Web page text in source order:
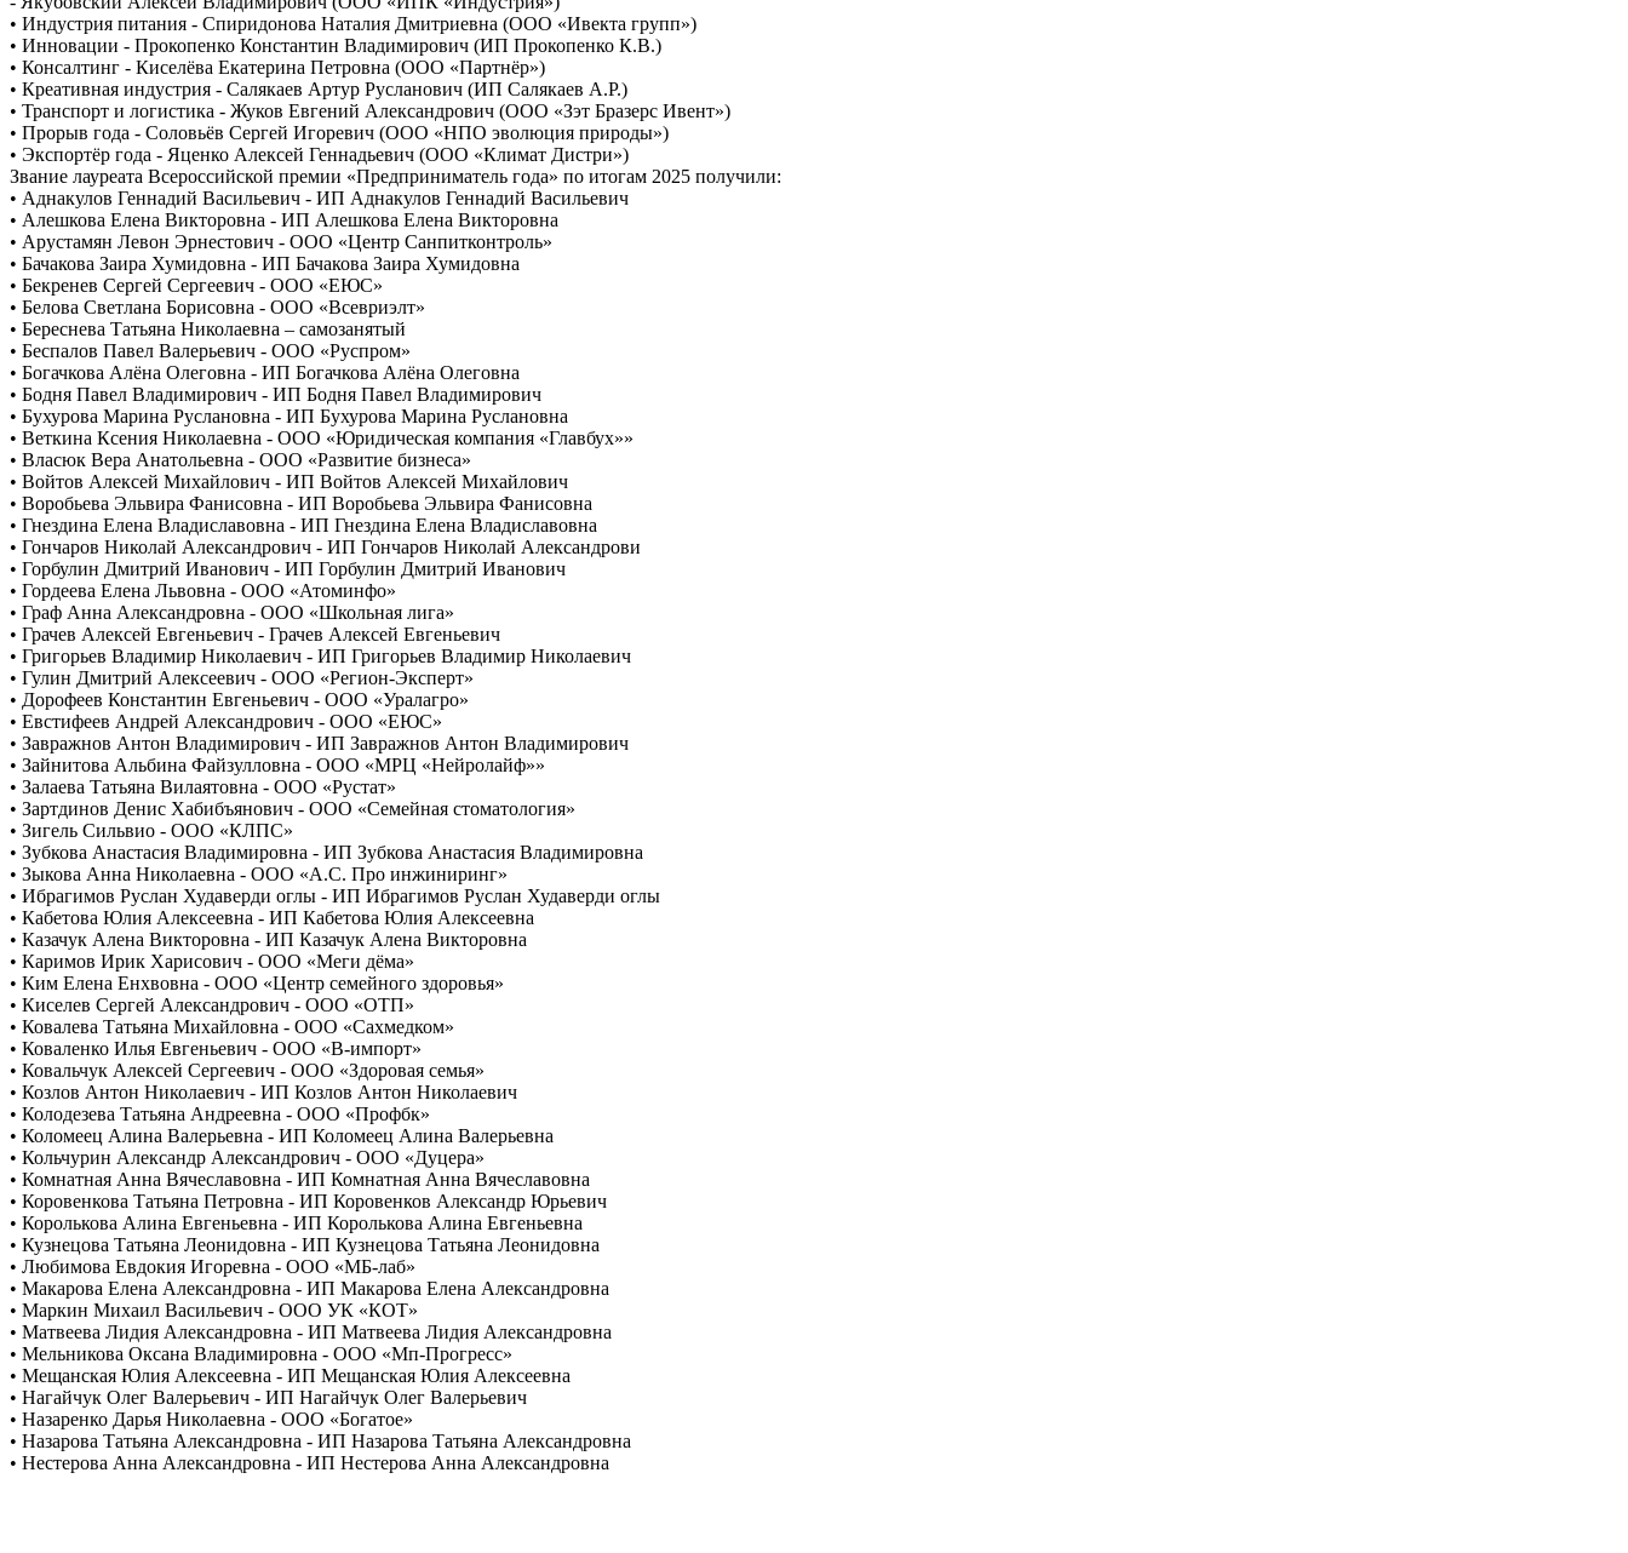
• Индустрия питания - Спиридонова Наталия Дмитриевна (ООО «Ивекта групп»)
• Инновации - Прокопенко Константин Владимирович (ИП Прокопенко К.В.)
• Консалтинг - Киселёва Екатерина Петровна (ООО «Партнёр»)
• Креативная индустрия - Салякаев Артур Русланович (ИП Салякаев А.Р.)
• Транспорт и логистика - Жуков Евгений Александрович (ООО «Зэт Бразерс Ивент»)
• Прорыв года - Соловьёв Сергей Игоревич (ООО «НПО эволюция природы»)
• Экспортёр года - Яценко Алексей Геннадьевич (ООО «Климат Дистри»)
Звание лауреата Всероссийской премии «Предприниматель года» по итогам 2025 получили:
• Аднакулов Геннадий Васильевич - ИП Аднакулов Геннадий Васильевич
• Алешкова Елена Викторовна - ИП Алешкова Елена Викторовна
• Арустамян Левон Эрнестович - ООО «Центр Санпитконтроль»
• Бачакова Заира Хумидовна - ИП Бачакова Заира Хумидовна
• Бекренев Сергей Сергеевич - ООО «ЕЮС»
• Белова Светлана Борисовна - ООО «Всевриэлт»
• Береснева Татьяна Николаевна – самозанятый
• Беспалов Павел Валерьевич - ООО «Руспром»
• Богачкова Алёна Олеговна - ИП Богачкова Алёна Олеговна
• Бодня Павел Владимирович - ИП Бодня Павел Владимирович
• Бухурова Марина Руслановна - ИП Бухурова Марина Руслановна
• Веткина Ксения Николаевна - ООО «Юридическая компания «Главбух»»
• Власюк Вера Анатольевна - ООО «Развитие бизнеса»
• Войтов Алексей Михайлович - ИП Войтов Алексей Михайлович
• Воробьева Эльвира Фанисовна - ИП Воробьева Эльвира Фанисовна
• Гнездина Елена Владиславовна - ИП Гнездина Елена Владиславовна
• Гончаров Николай Александрович - ИП Гончаров Николай Александрови
• Горбулин Дмитрий Иванович - ИП Горбулин Дмитрий Иванович
• Гордеева Елена Львовна - ООО «Атоминфо»
• Граф Анна Александровна - ООО «Школьная лига»
• Грачев Алексей Евгеньевич - Грачев Алексей Евгеньевич
• Григорьев Владимир Николаевич - ИП Григорьев Владимир Николаевич
• Гулин Дмитрий Алексеевич - ООО «Регион-Эксперт»
• Дорофеев Константин Евгеньевич - ООО «Уралагро»
• Евстифеев Андрей Александрович - ООО «ЕЮС»
• Завражнов Антон Владимирович - ИП Завражнов Антон Владимирович
• Зайнитова Альбина Файзулловна - ООО «МРЦ «Нейролайф»»
• Залаева Татьяна Вилаятовна - ООО «Рустат»
• Зартдинов Денис Хабибъянович - ООО «Семейная стоматология»
• Зигель Сильвио - ООО «КЛПС»
• Зубкова Анастасия Владимировна - ИП Зубкова Анастасия Владимировна
• Зыкова Анна Николаевна - ООО «А.С. Про инжиниринг»
• Ибрагимов Руслан Худаверди оглы - ИП Ибрагимов Руслан Худаверди оглы
• Кабетова Юлия Алексеевна - ИП Кабетова Юлия Алексеевна
• Казачук Алена Викторовна - ИП Казачук Алена Викторовна
• Каримов Ирик Харисович - ООО «Меги дёма»
• Ким Елена Енхвовна - ООО «Центр семейного здоровья»
• Киселев Сергей Александрович - ООО «ОТП»
• Ковалева Татьяна Михайловна - ООО «Сахмедком»
• Коваленко Илья Евгеньевич - ООО «В-импорт»
• Ковальчук Алексей Сергеевич - ООО «Здоровая семья»
• Козлов Антон Николаевич - ИП Козлов Антон Николаевич
• Колодезева Татьяна Андреевна - ООО «Профбк»
• Коломеец Алина Валерьевна - ИП Коломеец Алина Валерьевна
• Кольчурин Александр Александрович - ООО «Дуцера»
• Комнатная Анна Вячеславовна - ИП Комнатная Анна Вячеславовна
• Коровенкова Татьяна Петровна - ИП Коровенков Александр Юрьевич
• Королькова Алина Евгеньевна - ИП Королькова Алина Евгеньевна
• Кузнецова Татьяна Леонидовна - ИП Кузнецова Татьяна Леонидовна
• Любимова Евдокия Игоревна - ООО «МБ-лаб»
• Макарова Елена Александровна - ИП Макарова Елена Александровна
• Маркин Михаил Васильевич - ООО УК «КОТ»
• Матвеева Лидия Александровна - ИП Матвеева Лидия Александровна
• Мельникова Оксана Владимировна - ООО «Мп-Прогресс»
• Мещанская Юлия Алексеевна - ИП Мещанская Юлия Алексеевна
• Нагайчук Олег Валерьевич - ИП Нагайчук Олег Валерьевич
• Назаренко Дарья Николаевна - ООО «Богатое»
• Назарова Татьяна Александровна - ИП Назарова Татьяна Александровна
• Нестерова Анна Александровна - ИП Нестерова Анна Александровна